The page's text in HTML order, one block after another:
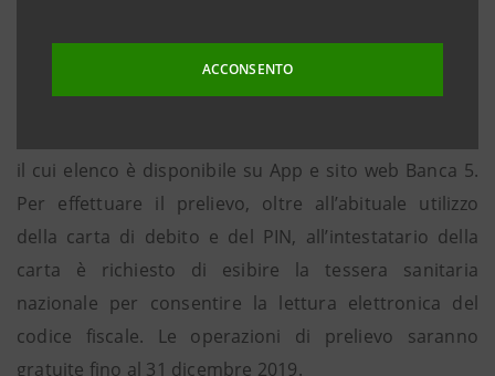
ACCONSENTO
Le operazioni di prelievo contante possono essere
il cui elenco è disponibile su App e sito web Banca 5.
Per effettuare il prelievo, oltre all’abituale utilizzo
della carta di debito e del PIN, all’intestatario della
carta è richiesto di esibire la tessera sanitaria
nazionale per consentire la lettura elettronica del
codice fiscale. Le operazioni di prelievo saranno
gratuite fino al 31 dicembre 2019.